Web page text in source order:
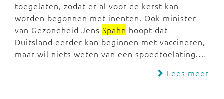
toegelaten, zodat er al voor de kerst kan
worden begonnen met inenten. Ook minister
van Gezondheid Jens Spahn hoopt dat
Duitsland eerder kan beginnen met vaccineren,
maar wil niets weten van een spoedtoelating.…
Lees meer